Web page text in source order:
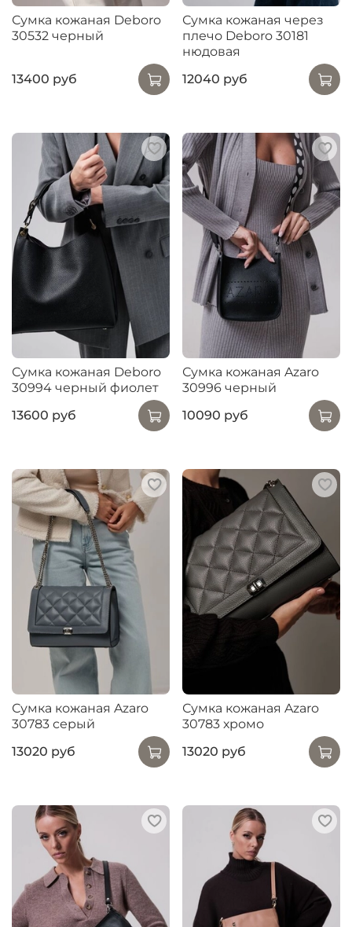
Сумка кожаная Deboro
30532 черный
13400 руб
Сумка кожаная через
плечо Deboro 30181
нюдовая
12040 руб
Сумка кожаная Deboro
30994 черный фиолет
13600 руб
Сумка кожаная Azaro
30996 черный
10090 руб
Сумка кожаная Azaro
30783 серый
13020 руб
Сумка кожаная Azaro
30783 хромо
13020 руб